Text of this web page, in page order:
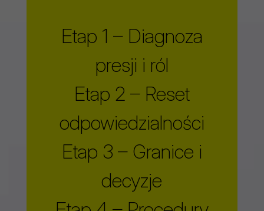
Etap 1 – Diagnoza
presji i ról
Etap 2 – Reset
odpowiedzialności
Etap 3 – Granice i
decyzje